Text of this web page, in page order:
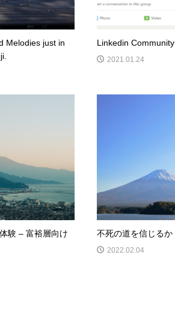
Melodies just in
Linkedin Community
2021.01.24
験 – 富裕層向け
不死の道を信じるか
2022.02.04